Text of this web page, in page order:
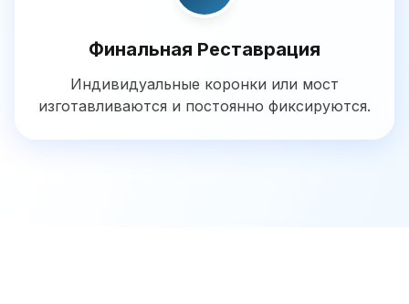
Финальная Реставрация
Индивидуальные коронки или мост
изготавливаются и постоянно фиксируются.